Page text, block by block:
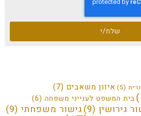
שלח/י
(5) איזון משאבים(7)
בית המשפט לענייני משפחה(6)
גירושין(9) גישור משפחתי(9)